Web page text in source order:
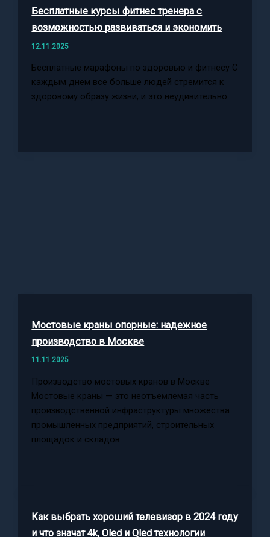
Бесплатные курсы фитнес тренера с
возможностью развиваться и экономить
12.11.2025
Бесплатные марафоны по здоровью и фитнесу С
каждым днем все больше людей стремится к
здоровому образу жизни, и это неудивительно.
Мостовые краны опорные: надежное
производство в Москве
11.11.2025
Производство мостовых кранов в Москве
Мостовые краны — это неотъемлемая часть
производственной инфраструктуры множества
промышленных предприятий, строительных
площадок и складов.
Как выбрать хороший телевизор в 2024 году
и что значат 4k, Oled и Qled технологии